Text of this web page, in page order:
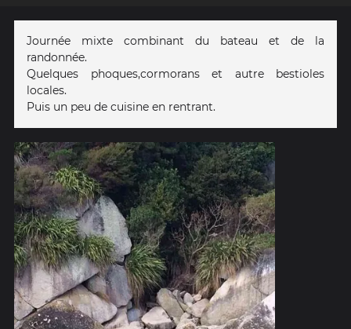
Journée mixte combinant du bateau et de la
randonnée.
Quelques phoques,cormorans et autre bestioles
locales.
Puis un peu de cuisine en rentrant.